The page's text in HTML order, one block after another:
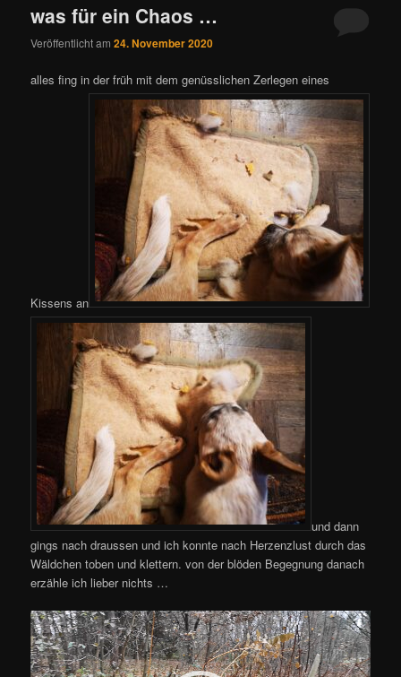
was für ein Chaos …
Veröffentlicht am24. November 2020
alles fing in der früh mit dem genüsslichen Zerlegen eines
Kissens an
und dann
gings nach draussen und ich konnte nach Herzenzlust durch das
Wäldchen toben und klettern. von der blöden Begegnung danach
erzähle ich lieber nichts …
Video-
Player